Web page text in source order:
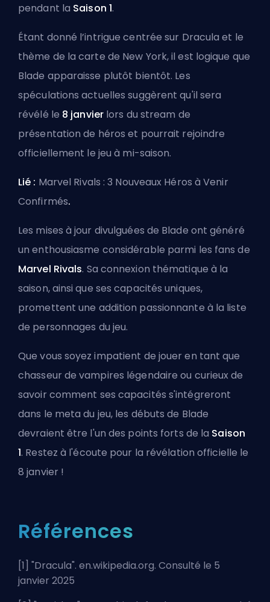
pendant la Saison 1.
Étant donné l’intrigue centrée sur Dracula et le
thème de la carte de New York, il est logique que
Blade apparaisse plutôt bientôt. Les
spéculations actuelles suggèrent qu'il sera
révélé le 8 janvierlors du stream de
présentation de héros et pourrait rejoindre
officiellement le jeu à mi-saison.
Lié : Marvel Rivals : 3 Nouveaux Héros à Venir
Confirmés.
Les mises à jour divulguées de Blade ont généré
un enthousiasme considérable parmi les fans de
Marvel Rivals. Sa connexion thématique à la
saison, ainsi que ses capacités uniques,
promettent une addition passionnante à la liste
de personnages du jeu.
Que vous soyez impatient de jouer en tant que
chasseur de vampires légendaire ou curieux de
savoir comment ses capacités s'intégreront
dans le meta du jeu, les débuts de Blade
devraient être l'un des points forts de la Saison
1. Restez à l'écoute pour la révélation officielle le
8 janvier !
Références
[1] "Dracula". en.wikipedia.org. Consulté le 5
janvier 2025